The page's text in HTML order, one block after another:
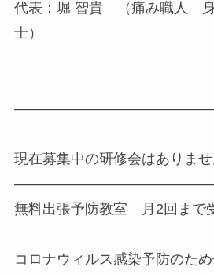
代表：堀 智貴 （痛み職人 身
士）
現在募集中の研修会はありませ
無料出張予防教室 月2回まで
コロナウィルス感染予防のため